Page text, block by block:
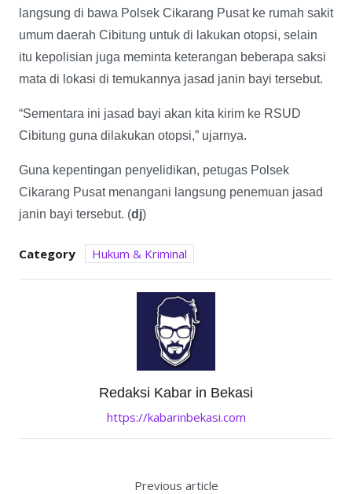
langsung di bawa Polsek Cikarang Pusat ke rumah sakit
umum daerah Cibitung untuk di lakukan otopsi, selain
itu kepolisian juga meminta keterangan beberapa saksi
mata di lokasi di temukannya jasad janin bayi tersebut.
“Sementara ini jasad bayi akan kita kirim ke RSUD
Cibitung guna dilakukan otopsi,” ujarnya.
Guna kepentingan penyelidikan, petugas Polsek
Cikarang Pusat menangani langsung penemuan jasad
janin bayi tersebut. (dj)
Category Hukum & Kriminal
Redaksi Kabar in Bekasi
https://kabarinbekasi.com
Previous article